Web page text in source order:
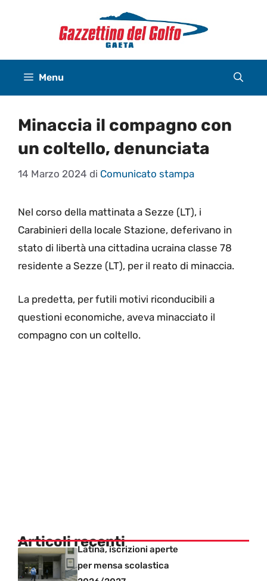
Menu
Minaccia il compagno con
un coltello, denunciata
14 Marzo 2024 di Comunicato stampa
Nel corso della mattinata a Sezze (LT), i
Carabinieri della locale Stazione, deferivano in
stato di libertà una cittadina ucraina classe 78
residente a Sezze (LT), per il reato di minaccia.
La predetta, per futili motivi riconducibili a
questioni economiche, aveva minacciato il
compagno con un coltello.
Articoli recentiLatina, iscrizioni aperte
per mensa scolastica